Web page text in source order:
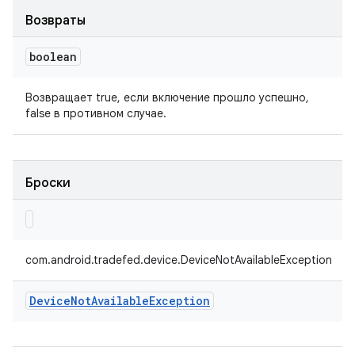
Возвраты
boolean
Возвращает true, если включение прошло успешно,
false в противном случае.
Броски
com.android.tradefed.device.DeviceNotAvailableException
DeviceNotAvailableException